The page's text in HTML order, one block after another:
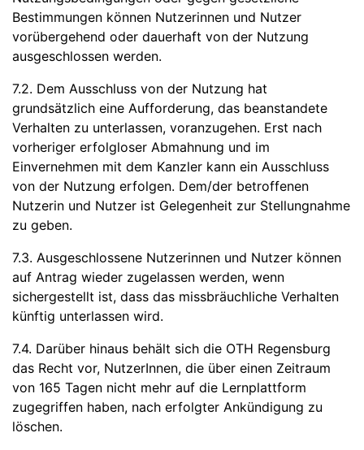
Bestimmungen können Nutzerinnen und Nutzer
vorübergehend oder dauerhaft von der Nutzung
ausgeschlossen werden.
7.2. Dem Ausschluss von der Nutzung hat
grundsätzlich eine Aufforderung, das beanstandete
Verhalten zu unterlassen, voranzugehen. Erst nach
vorheriger erfolgloser Abmahnung und im
Einvernehmen mit dem Kanzler kann ein Ausschluss
von der Nutzung erfolgen. Dem/der betroffenen
Nutzerin und Nutzer ist Gelegenheit zur Stellungnahme
zu geben.
7.3. Ausgeschlossene Nutzerinnen und Nutzer können
auf Antrag wieder zugelassen werden, wenn
sichergestellt ist, dass das missbräuchliche Verhalten
künftig unterlassen wird.
7.4. Darüber hinaus behält sich die OTH Regensburg
das Recht vor, NutzerInnen, die über einen Zeitraum
von 165 Tagen nicht mehr auf die Lernplattform
zugegriffen haben, nach erfolgter Ankündigung zu
löschen.